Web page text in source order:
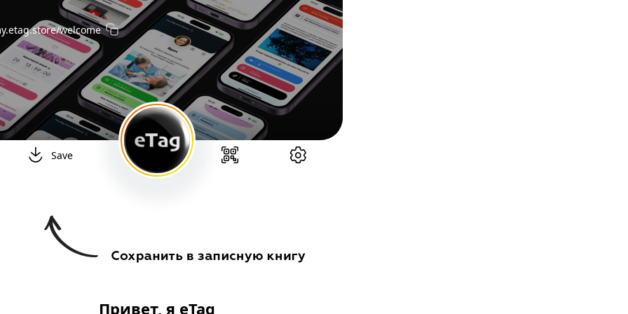
/welcome
Save
Привет, я eTag